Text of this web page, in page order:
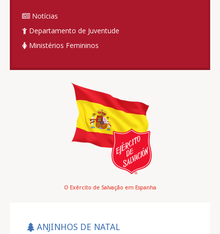
Notícias
Departamento de Juventude
Ministérios Femininos
O Exército de Salvação em Espanha
ANJINHOS DE NATAL